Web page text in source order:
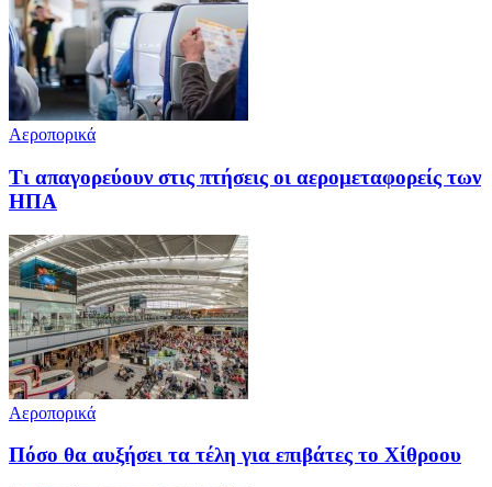
Αεροπορικά
Τι απαγορεύουν στις πτήσεις οι αερομεταφορείς των
ΗΠΑ
Αεροπορικά
Πόσο θα αυξήσει τα τέλη για επιβάτες το Χίθροου